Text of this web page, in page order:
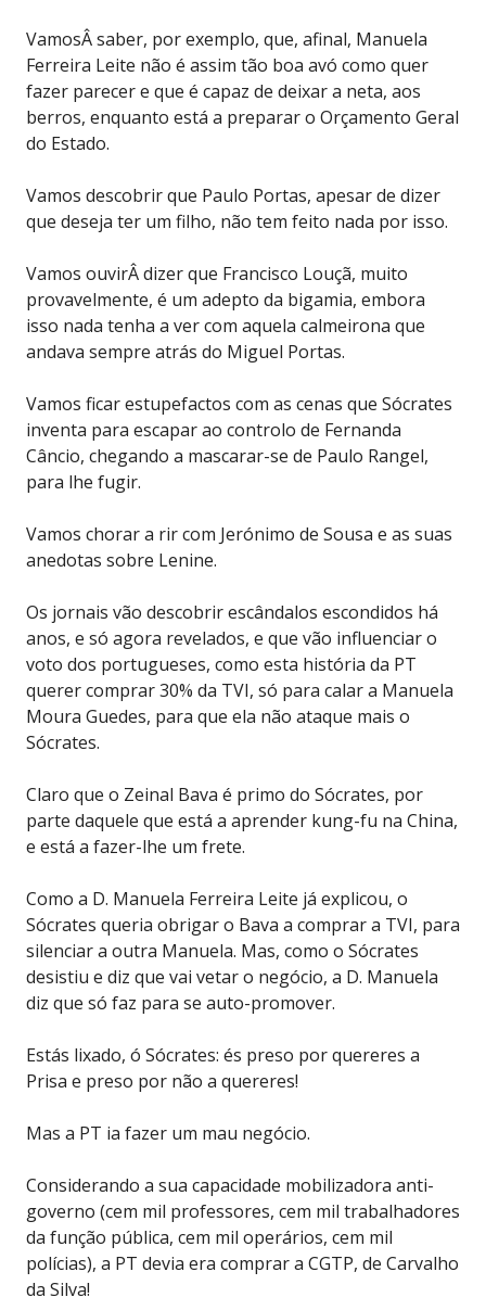
VamosÂ saber, por exemplo, que, afinal, Manuela
Ferreira Leite não é assim tão boa avó como quer
fazer parecer e que é capaz de deixar a neta, aos
berros, enquanto está a preparar o Orçamento Geral
do Estado.
Vamos descobrir que Paulo Portas, apesar de dizer
que deseja ter um filho, não tem feito nada por isso.
Vamos ouvirÂ dizer que Francisco Louçã, muito
provavelmente, é um adepto da bigamia, embora
isso nada tenha a ver com aquela calmeirona que
andava sempre atrás do Miguel Portas.
Vamos ficar estupefactos com as cenas que Sócrates
inventa para escapar ao controlo de Fernanda
Câncio, chegando a mascarar-se de Paulo Rangel,
para lhe fugir.
Vamos chorar a rir com Jerónimo de Sousa e as suas
anedotas sobre Lenine.
Os jornais vão descobrir escândalos escondidos há
anos, e só agora revelados, e que vão influenciar o
voto dos portugueses, como esta história da PT
querer comprar 30% da TVI, só para calar a Manuela
Moura Guedes, para que ela não ataque mais o
Sócrates.
Claro que o Zeinal Bava é primo do Sócrates, por
parte daquele que está a aprender kung-fu na China,
e está a fazer-lhe um frete.
Como a D. Manuela Ferreira Leite já explicou, o
Sócrates queria obrigar o Bava a comprar a TVI, para
silenciar a outra Manuela. Mas, como o Sócrates
desistiu e diz que vai vetar o negócio, a D. Manuela
diz que só faz para se auto-promover.
Estás lixado, ó Sócrates: és preso por quereres a
Prisa e preso por não a quereres!
Mas a PT ia fazer um mau negócio.
Considerando a sua capacidade mobilizadora anti-
governo (cem mil professores, cem mil trabalhadores
da função pública, cem mil operários, cem mil
polícias), a PT devia era comprar a CGTP, de Carvalho
da Silva!